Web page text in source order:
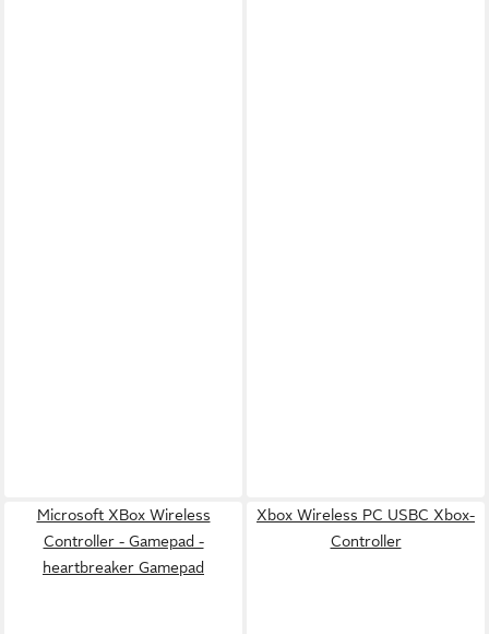
Microsoft XBox Wireless
Controller - Gamepad -
heartbreaker Gamepad
Xbox Wireless PC USBC Xbox-
Controller